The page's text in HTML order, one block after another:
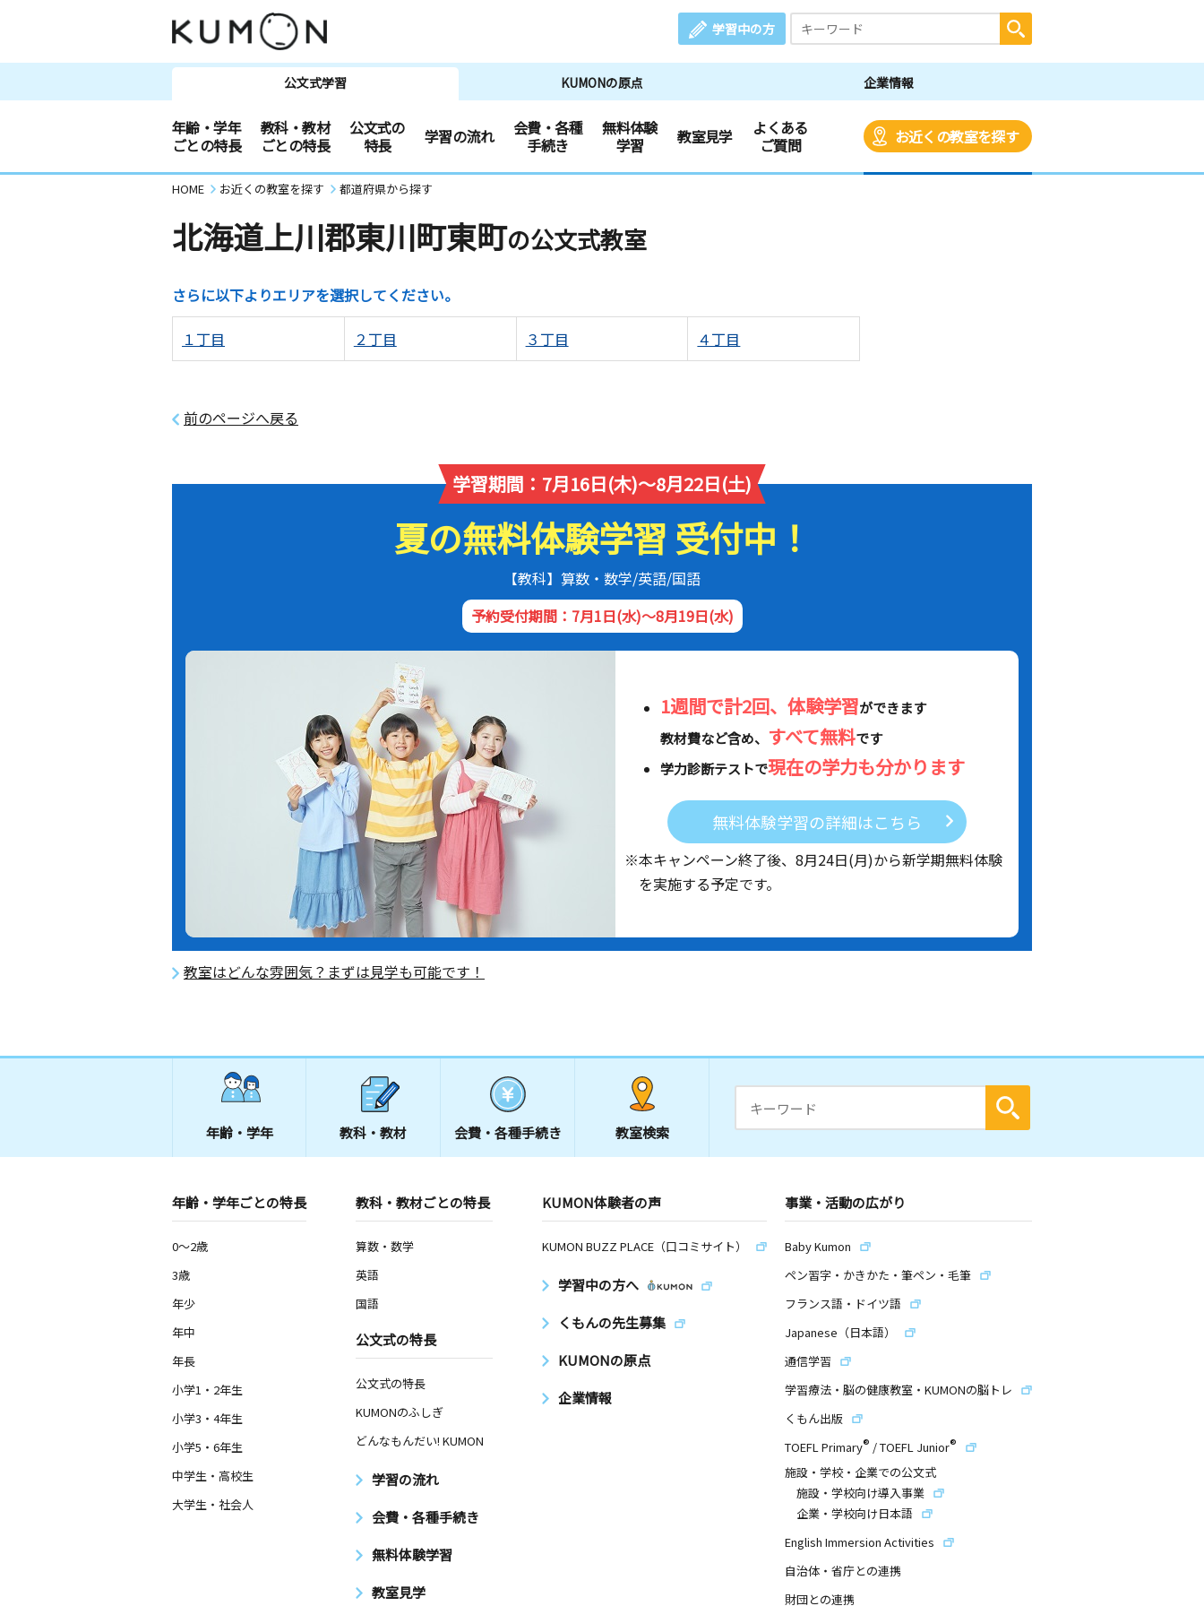
学習中の方
公文式学習 KUMONの原点 企業情報
年齢・学年
ごとの特長
教科・教材
ごとの特長
公文式の
特長
学習の流れ
会費・各種
手続き
無料体験
学習
教室見学
よくある
ご質問
お近くの教室を探す
HOME お近くの教室を探す 都道府県から探す
北海道上川郡東川町東町の公文式教室
さらに以下よりエリアを選択してください。
１丁目 ２丁目 ３丁目 ４丁目
前のページへ戻る
学習期間：7月16日(木)～8月22日(土)
夏の無料体験学習 受付中！
【教科】算数・数学/英語/国語
予約受付期間：7月1日(水)～8月19日(水)
1週間で計2回、体験学習ができます
教材費など含め、 すべて無料です
学力診断テストで現在の学力も分かります
無料体験学習の詳細はこちら
※本キャンペーン終了後、 8月24日(月)から新学期無料体験
を実施する予定です。
教室はどんな雰囲気？まずは見学も可能です！
年齢・学年 教科・教材 会費・ 各種手続き 教室検索
年齢・学年ごとの特長
0～2歳
3歳
年少
年中
年長
小学1・2年生
小学3・4年生
小学5・6年生
中学生・高校生
大学生・社会人
教科・教材ごとの特長
算数・数学
英語
国語
公文式の特長
公文式の特長
KUMONのふしぎ
どんなもんだい! KUMON
学習の流れ
会費・各種手続き
無料体験学習
教室見学
KUMON体験者の声
KUMON BUZZ PLACE（口コミサイト）
学習中の方へ
くもんの先生募集
KUMONの原点
企業情報
事業・活動の広がり
Baby Kumon
ペン習字・かきかた・筆ペン・毛筆
フランス語・ドイツ語
Japanese（日本語）
通信学習
学習療法・脳の健康教室・KUMONの脳トレ
くもん出版
TOEFL Primary® /TOEFL Junior®
施設・学校・企業での公文式
施設・学校向け導入事業
企業・学校向け日本語
English Immersion Activities
自治体・省庁との連携
財団との連携